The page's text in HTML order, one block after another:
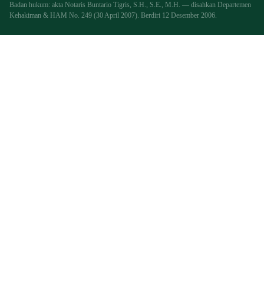
Badan hukum: akta Notaris Buntario Tigris, S.H., S.E., M.H. — disahkan Departemen
Kehakiman & HAM No. 249 (30 April 2007). Berdiri 12 Desember 2006.